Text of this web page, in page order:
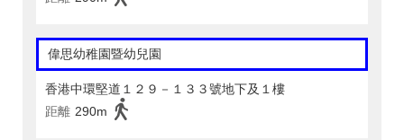
偉思幼稚園暨幼兒園
香港中環堅道１２９－１３３號地下及１樓
距離 290m